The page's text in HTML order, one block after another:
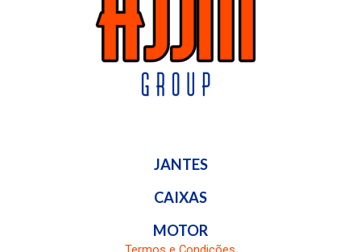
JANTES
CAIXAS
MOTOR